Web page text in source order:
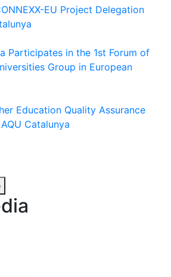
EU Project Delegation
Participates in the 1st Forum of
Group in European
Education Quality Assurance
Catalunya
al nostre canal de Twitter